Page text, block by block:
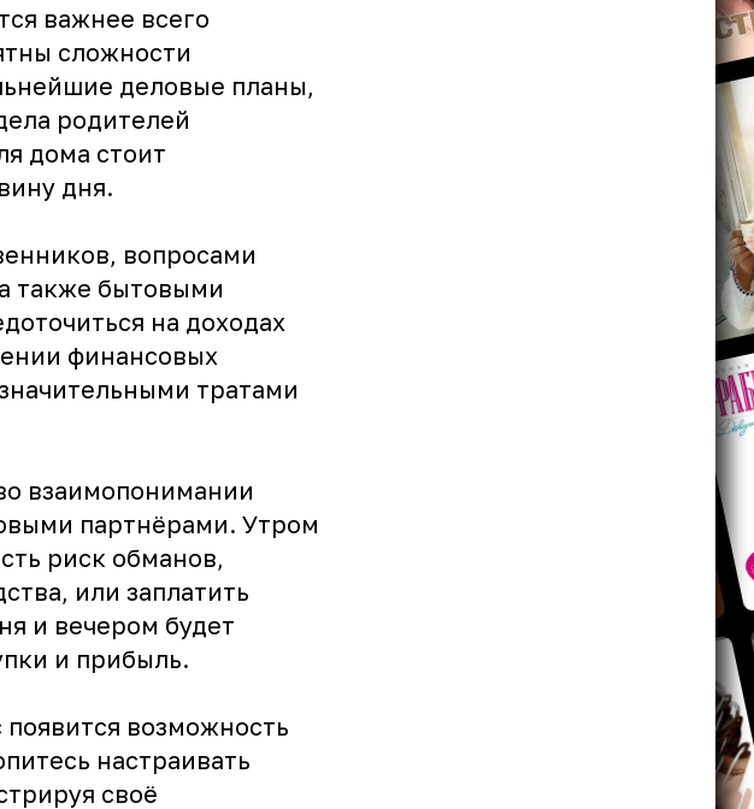
важнее всего
сложности
деловые планы,
родителей
дома стоит
дня.
вопросами
также бытовыми
на доходах
финансовых
тратами
взаимопонимании
партнёрами. Утром
риск обманов,
или заплатить
и вечером будет
и прибыль.
возможность
настраивать
своё